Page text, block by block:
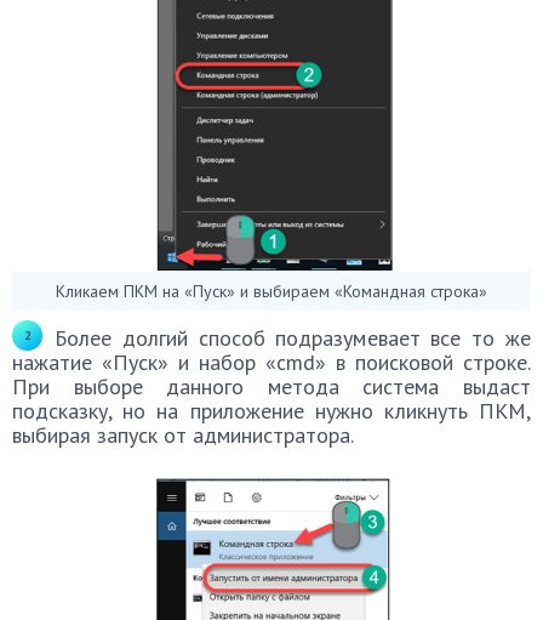
Кликаем ПКМ на «Пуск» и выбираем «Командная строка»
Более долгий способ подразумевает все то же
нажатие «Пуск» и набор «cmd» в поисковой строке.
При выборе данного метода система выдаст
подсказку, но на приложение нужно кликнуть ПКМ,
выбирая запуск от администратора.